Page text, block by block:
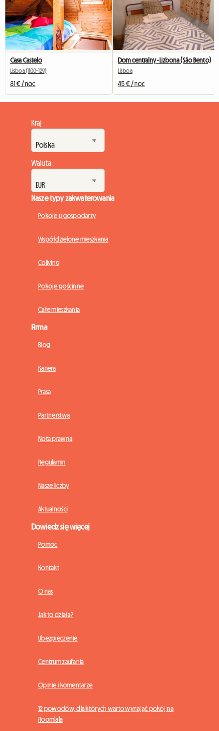
Casa Castelo
Lisboa (1100-129)
81 € / noc
Dom centralny - Lizbona (São Bento)
Lisboa
45 € / noc
Kraj
Waluta
Nasze typy zakwaterowania
Pokoje u gospodarzy
Współdzielone mieszkania
Coliving
Pokoje gościnne
Całe mieszkania
Firma
Blog
Kariera
Prasa
Partnerstwa
Nota prawna
Regulamin
Nasze liczby
Aktualności
Dowiedz się więcej
Pomoc
Kontakt
O nas
Jak to działa?
Ubezpieczenie
Centrum zaufania
Opinie i komentarze
12 powodów, dla których warto wynająć pokój na
Roomlala